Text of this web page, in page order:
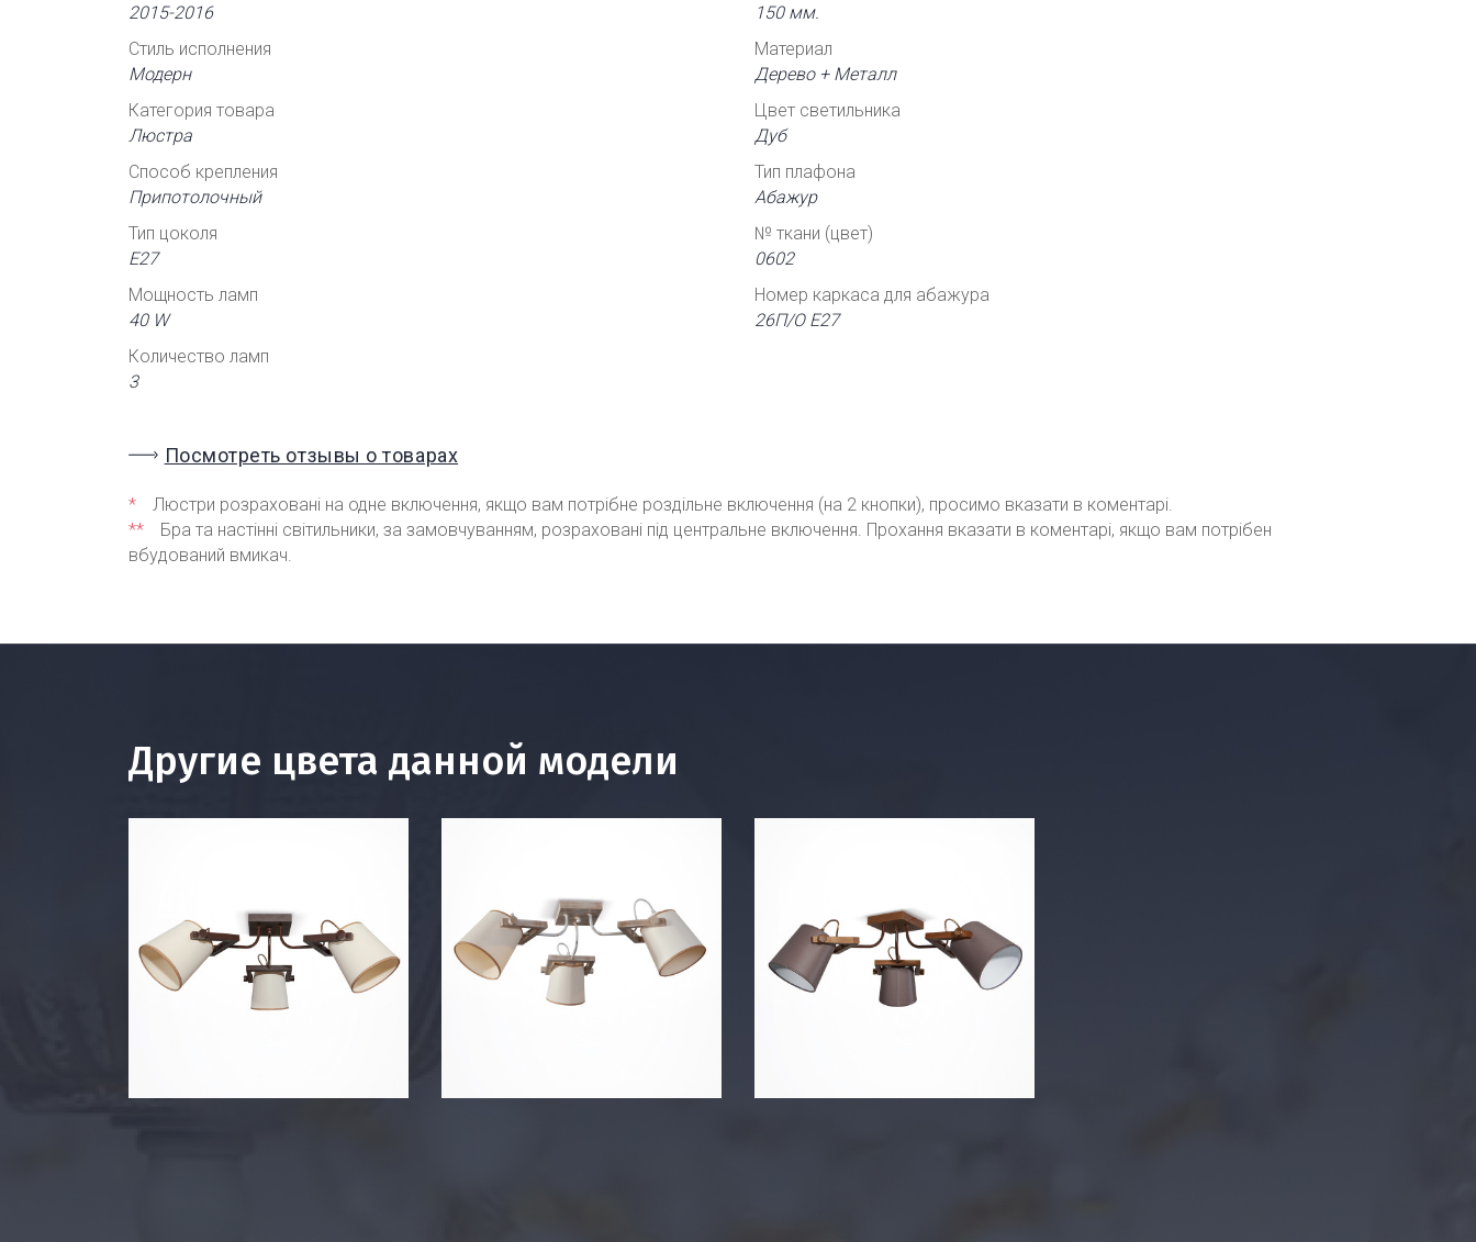
2015-2016
Стиль исполнения
Модерн
Категория товара
Люстра
Способ крепления
Припотолочный
Тип цоколя
Е27
Мощность ламп
40 W
Количество ламп
3
150 мм.
Материал
Дерево + Металл
Цвет светильника
Дуб
Тип плафона
Абажур
№ ткани (цвет)
0602
Номер каркаса для абажура
26П/О Е27
Посмотреть отзывы о товарах
*
Люстри розраховані на одне включення, якщо вам потрібне роздільне включення (на 2 кнопки), просимо вказати в коментарі.
**
Бра та настінні світильники, за замовчуванням, розраховані під центральне включення. Прохання вказати в коментарі, якщо вам потрібен
вбудований вмикач.
Другие цвета данной модели